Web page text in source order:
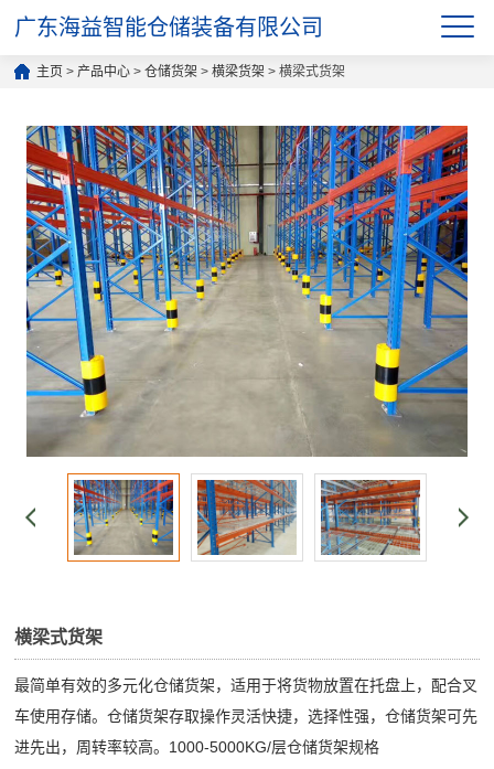
广东海益智能仓储装备有限公司
主页 >产品中心 >仓储货架 >横梁货架 > 横梁式货架
横梁式货架
最简单有效的多元化仓储货架，适用于将货物放置在托盘上，配合叉
车使用存储。仓储货架存取操作灵活快捷，选择性强，仓储货架可先
进先出，周转率较高。1000-5000KG/层仓储货架规格